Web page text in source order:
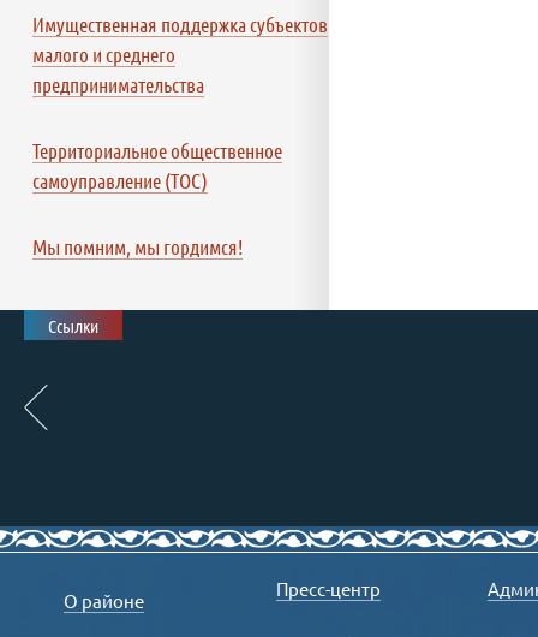
Имущественная поддержка субъектов
малого и среднего
предпринимательства
Территориальное общественное
самоуправление (ТОС)
Мы помним, мы гордимся!
Ссылки
О районе
Пресс-центр